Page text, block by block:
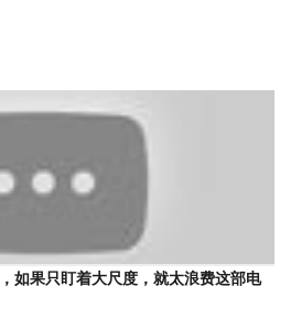
如果只盯着大尺度，就太浪费这部电